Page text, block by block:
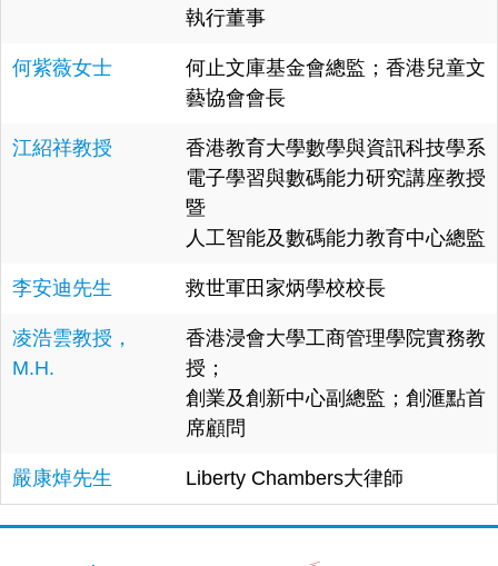
執行董事
何紫薇女士
何止文庫基金會總監；香港兒童文
藝協會會長
江紹祥教授
香港教育大學數學與資訊科技學系
電子學習與數碼能力研究講座教授
暨
人工智能及數碼能力教育中心總監
李安迪先生 救世軍田家炳學校校長
凌浩雲教授，
M.H.
香港浸會大學工商管理學院實務教
授；
創業及創新中心副總監；創滙點首
席顧問
嚴康焯先生 Liberty Chambers大律師